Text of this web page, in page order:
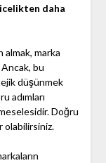
daha
almak, marka
bu
düşünmek
adımları
Doğru
olabilirsiniz.